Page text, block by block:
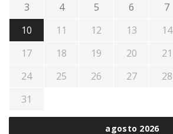
agosto 2026
3
4 5 6 7
10
11 12 13 14
17
18 19 20 21
24
25 26 27 28
31